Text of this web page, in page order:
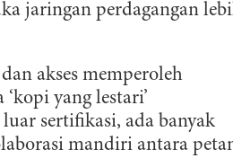
jaringan perdagangan
akses memperoleh
yang lestari’
sertifikasi, ada banyak
mandiri antara